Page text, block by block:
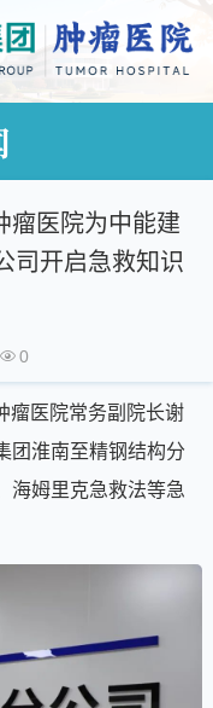
医院为中能建
司开启急救知识
0
瘤医院常务副院长谢
团淮南至精钢结构分
海姆里克急救法等急